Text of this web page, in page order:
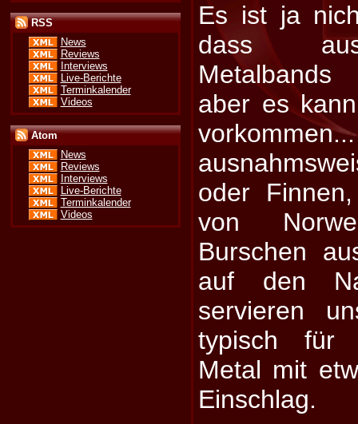
RSS
News
Reviews
Interviews
Live-Berichte
Terminkalender
Videos
Atom
News
Reviews
Interviews
Live-Berichte
Terminkalender
Videos
Es ist ja
dass aus
Metalbands
aber es
oder
von
Burschen
auf den
servieren
typisch für
Metal mit
Einschlag.